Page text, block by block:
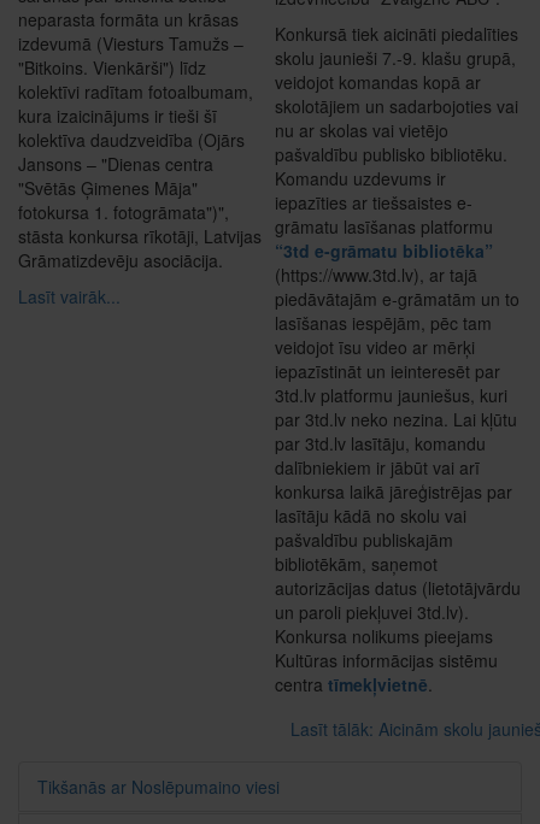
neparasta formāta un krāsas
izdevumā (Viesturs Tamužs –
"Bitkoins. Vienkārši") līdz
kolektīvi radītam fotoalbumam,
kura izaicinājums ir tieši šī
kolektīva daudzveidība (Ojārs
Jansons – "Dienas centra
"Svētās Ģimenes Māja"
fotokursa 1. fotogrāmata")",
stāsta konkursa rīkotāji, Latvijas
Grāmatizdevēju asociācija.
Lasīt vairāk...
Konkursā tiek aicināti piedalīties
skolu jaunieši 7.-9. klašu grupā,
veidojot komandas kopā ar
skolotājiem un sadarbojoties vai
nu ar skolas vai vietējo
pašvaldību publisko bibliotēku.
Komandu uzdevums ir
iepazīties ar tiešsaistes e-
grāmatu lasīšanas platformu
“3td e-grāmatu bibliotēka”
(https://www.3td.lv), ar tajā
piedāvātajām e-grāmatām un to
lasīšanas iespējām, pēc tam
veidojot īsu video ar mērķi
iepazīstināt un ieinteresēt par
3td.lv platformu jauniešus, kuri
par 3td.lv neko nezina. Lai kļūtu
par 3td.lv lasītāju, komandu
dalībniekiem ir jābūt vai arī
konkursa laikā jāreģistrējas par
lasītāju kādā no skolu vai
pašvaldību publiskajām
bibliotēkām, saņemot
autorizācijas datus (lietotājvārdu
un paroli piekļuvei 3td.lv).
Konkursa nolikums pieejams
Kultūras informācijas sistēmu
centratīmekļvietnē
Lasīt tālāk: Aicinām skolu
Tikšanās ar Noslēpumaino viesi